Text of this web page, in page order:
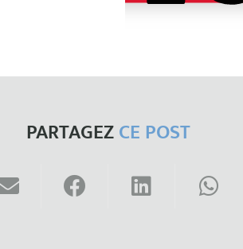
PARTAGEZCE POST